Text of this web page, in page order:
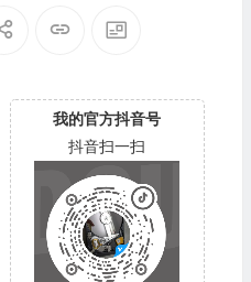
700
我的官方抖音号
抖音扫一扫